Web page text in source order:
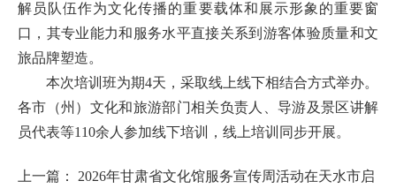
解员队伍作为文化传播的重要载体和展示形象的重要窗
口，其专业能力和服务水平直接关系到游客体验质量和文
旅品牌塑造。
本次培训班为期4天，采取线上线下相结合方式举办。
各市（州）文化和旅游部门相关负责人、导游及景区讲解
员代表等110余人参加线下培训，线上培训同步开展。
上一篇： 2026年甘肃省文化馆服务宣传周活动在天水市启